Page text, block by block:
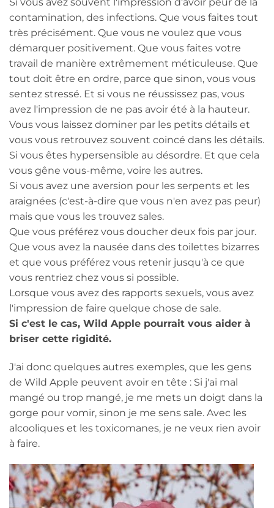
contamination, des infections. Que vous faites tout
très précisément. Que vous ne voulez que vous
démarquer positivement. Que vous faites votre
travail de manière extrêmement méticuleuse. Que
tout doit être en ordre, parce que sinon, vous vous
sentez stressé. Et si vous ne réussissez pas, vous
avez l'impression de ne pas avoir été à la hauteur.
Vous vous laissez dominer par les petits détails et
vous vous retrouvez souvent coincé dans les détails.
Si vous êtes hypersensible au désordre. Et que cela
vous gêne vous-même, voire les autres.
Si vous avez une aversion pour les serpents et les
araignées (c'est-à-dire que vous n'en avez pas peur)
mais que vous les trouvez sales.
Que vous préférez vous doucher deux fois par jour.
Que vous avez la nausée dans des toilettes bizarres
et que vous préférez vous retenir jusqu'à ce que
vous rentriez chez vous si possible.
Lorsque vous avez des rapports sexuels, vous avez
l'impression de faire quelque chose de sale.
Si c'est le cas, Wild Apple pourrait vous aider à
briser cette rigidité.
J'ai donc quelques autres exemples, que les gens
de Wild Apple peuvent avoir en tête : Si j'ai mal
mangé ou trop mangé, je me mets un doigt dans la
gorge pour vomir, sinon je me sens sale. Avec les
alcooliques et les toxicomanes, je ne veux rien avoir
à faire.